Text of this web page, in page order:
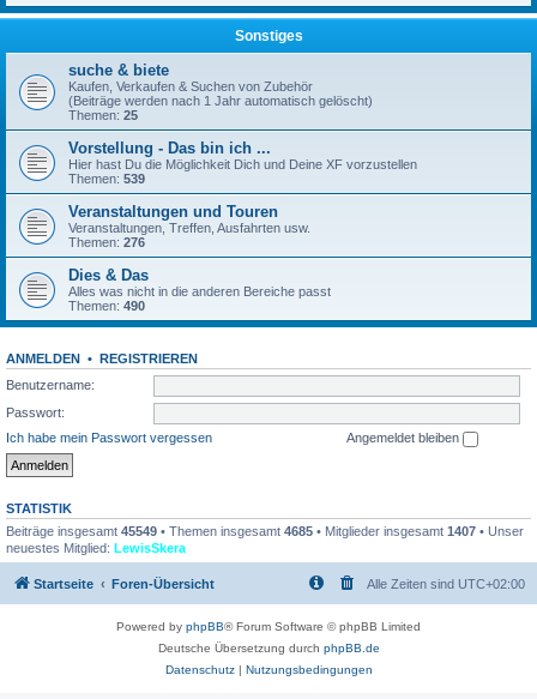
Sonstiges
suche & biete
Kaufen, Verkaufen & Suchen von Zubehör
(Beiträge werden nach 1 Jahr automatisch gelöscht)
Themen: 25
Vorstellung - Das bin ich ...
Hier hast Du die Möglichkeit Dich und Deine XF vorzustellen
Themen: 539
Veranstaltungen und Touren
Veranstaltungen, Treffen, Ausfahrten usw.
Themen: 276
Dies & Das
Alles was nicht in die anderen Bereiche passt
Themen: 490
ANMELDEN • REGISTRIEREN
Benutzername:
Passwort:
Ich habe mein Passwort vergessen
Angemeldet bleiben
STATISTIK
Beiträge insgesamt 45549 • Themen insgesamt 4685 • Mitglieder insgesamt 1407 • Unser
neuestes Mitglied: LewisSkera
Startseite Foren-Übersicht Alle Zeiten sind UTC+02:00
Powered by phpBB® Forum Software © phpBB Limited
Deutsche Übersetzung durch phpBB.de
Datenschutz| Nutzungsbedingungen